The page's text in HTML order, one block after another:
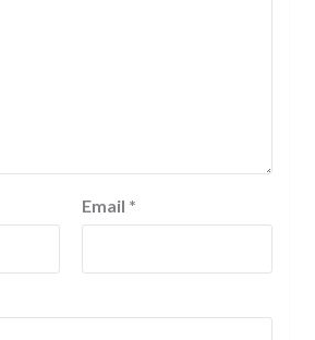
Email *